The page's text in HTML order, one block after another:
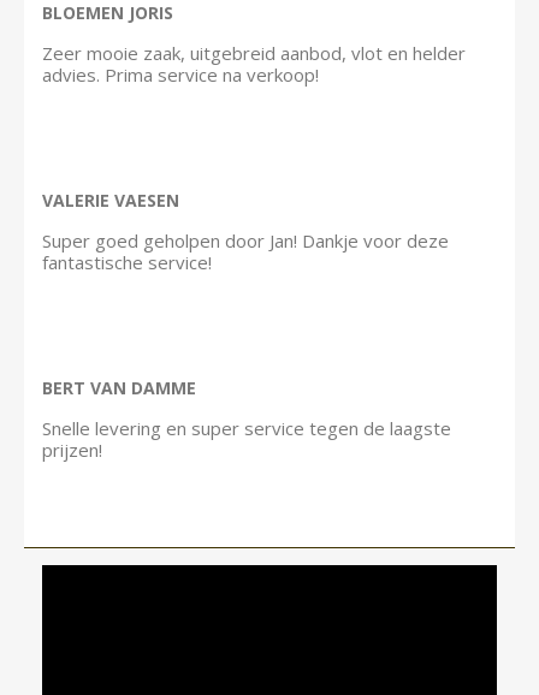
BLOEMEN JORIS
Zeer mooie zaak, uitgebreid aanbod, vlot en helder
advies. Prima service na verkoop!
VALERIE VAESEN
Super goed geholpen door Jan! Dankje voor deze
fantastische service!
BERT VAN DAMME
Snelle levering en super service tegen de laagste
prijzen!